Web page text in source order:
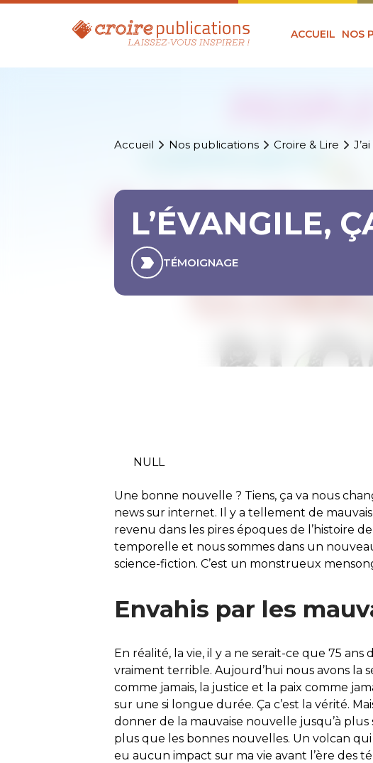
ACCUEIL NOS
Accueil Nos publications Croire & Lire
L’ÉVANGILE,
TÉMOIGNAGE
NULL
Une bonne nouvelle ? Tiens, ça va nous
news sur internet. Il y a tellement de
revenu dans les pires époques de l’histoire
temporelle et nous sommes dans un
science-fiction. C’est un monstrueux
Envahis par les
En réalité, la vie, il y a ne serait-ce que 75
vraiment terrible. Aujourd’hui nous avons la
comme jamais, la justice et la paix comme
sur une si longue durée. Ça c’est la vérité.
donner de la mauvaise nouvelle jusqu’à
plus que les bonnes nouvelles. Un volcan
eu aucun impact sur ma vie avant l’ère des